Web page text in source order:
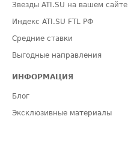
Звезды ATI.SU на вашем сайте
Индекс ATI.SU FTL РФ
Средние ставки
Выгодные направления
ИНФОРМАЦИЯ
Блог
Эксклюзивные материалы